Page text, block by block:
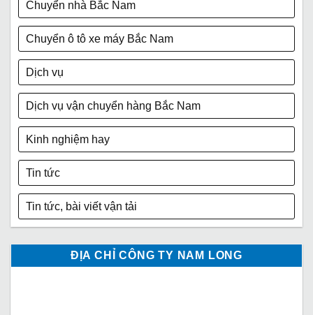
Chuyển nhà Bắc Nam
Chuyển ô tô xe máy Bắc Nam
Dịch vụ
Dịch vụ vận chuyển hàng Bắc Nam
Kinh nghiệm hay
Tin tức
Tin tức, bài viết vận tải
ĐỊA CHỈ CÔNG TY NAM LONG